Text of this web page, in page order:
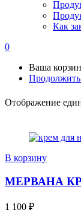
Как
0
Ваша
Отображение
В корзину
МЕРВАНА
1 100 ₽